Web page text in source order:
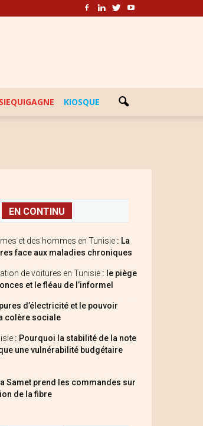
KIOSQUE
EN CONTINU
et des hommes en Tunisie : La
face aux maladies chroniques
de voitures en Tunisie : le piège
et le fléau de l’informel
d’électricité et le pouvoir
colère sociale
: Pourquoi la stabilité de la note
une vulnérabilité budgétaire
Samet prend les commandes sur
de la fibre